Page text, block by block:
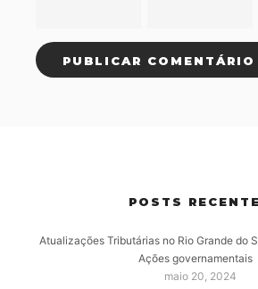
POSTS
Atualizações Tributárias no Rio Grande do
Ações governamentais
maio 20, 2024